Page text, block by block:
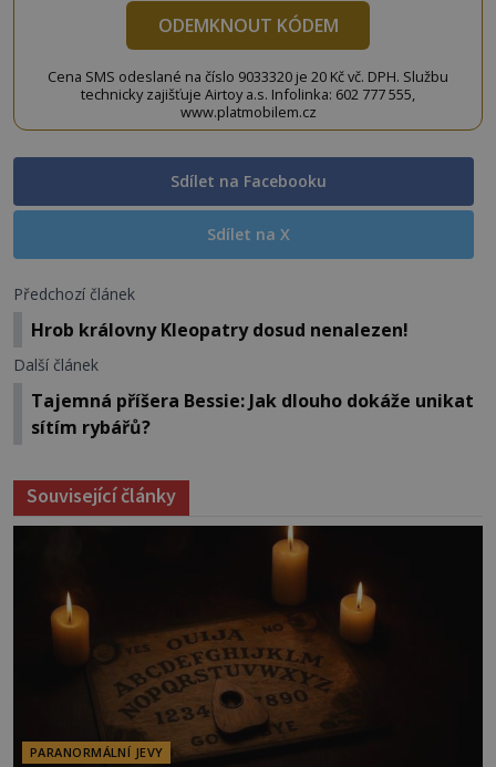
ODEMKNOUT KÓDEM
Cena SMS odeslané na číslo 9033320 je 20 Kč vč. DPH. Službu
technicky zajišťuje Airtoy a.s. Infolinka: 602 777 555,
www.platmobilem.cz
Sdílet na Facebooku
Sdílet na X
Předchozí článek
Hrob královny Kleopatry dosud nenalezen!
Další článek
Tajemná příšera Bessie: Jak dlouho dokáže unikat
sítím rybářů?
Související články
PARANORMÁLNÍ JEVY